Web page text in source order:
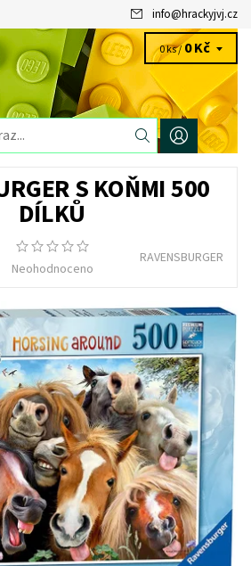
info@hrackyjvj.cz
0 ks /0 Kč
S KOŇMI 500
DÍLKŮ
Neohodnoceno
RAVENSBURGER